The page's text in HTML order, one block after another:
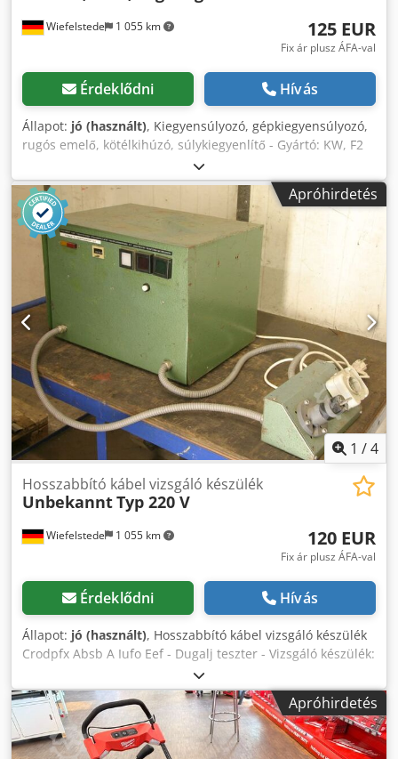
Wiefelstede 1 055 km 125 EUR
Fix ár plusz ÁFA-val
Érdeklődni Hívás
Állapot: jó (használt), Kiegyensúlyozó, gépkiegyensúlyozó,
rugós emelő, kötélkihúzó, súlykiegyenlítő - Gyártó: KW, F2
típusú rugós emelő reteszeléssel - Terhelés: 98–176 N -
Kötélhossz: 1,9 m - Mennyiség: 2 db rugós emelő elérhető -
Ár: darabonként Cedpfx Aboir E S Ij Ejrf - Méret:
225/125/M340 mm - Saját tömeg: 10,3 kg/db
Apróhirdetés
1 /4
Wiefelstede 1 055 km
Hosszabbító kábel vizsgáló készülék
UnbekanntTyp 220 V
120 EUR
Fix ár plusz ÁFA-val
Érdeklődni Hívás
Állapot: jó (használt), Hosszabbító kábel vizsgáló készülék
Crodpfx Absb A Iufo Eef - Dugalj teszter - Vizsgáló készülék:
hosszabbító kábelekhez, asztali elosztókhoz - Súly: 30 kg
Apróhirdetés